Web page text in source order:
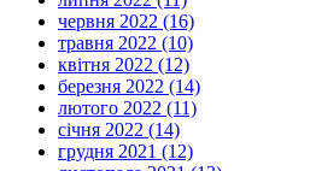
червня 2022 (16)
травня 2022 (10)
квітня 2022 (12)
березня 2022 (14)
лютого 2022 (11)
січня 2022 (14)
грудня 2021 (12)